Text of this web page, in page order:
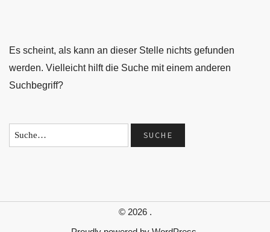
Es scheint, als kann an dieser Stelle nichts gefunden
werden. Vielleicht hilft die Suche mit einem anderen
Suchbegriff?
© 2026 .